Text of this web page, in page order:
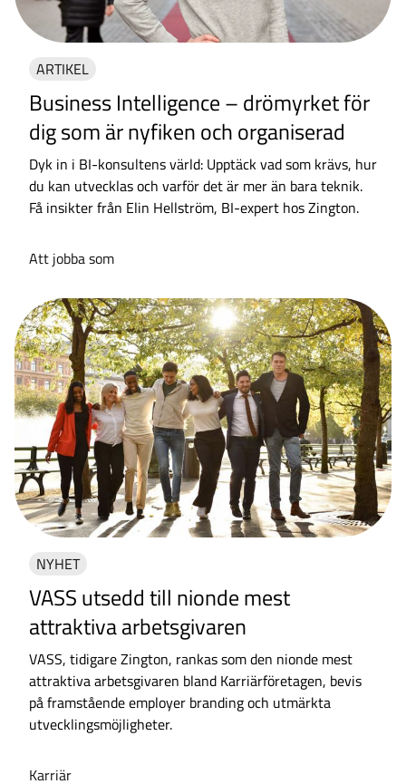
ARTIKEL
Business Intelligence – drömyrket för
dig som är nyfiken och organiserad
Dyk in i BI-konsultens värld: Upptäck vad som krävs, hur
du kan utvecklas och varför det är mer än bara teknik.
Få insikter från Elin Hellström, BI-expert hos Zington.
Att jobba som
NYHET
VASS utsedd till nionde mest
attraktiva arbetsgivaren
VASS, tidigare Zington, rankas som den nionde mest
attraktiva arbetsgivaren bland Karriärföretagen, bevis
på framstående employer branding och utmärkta
utvecklingsmöjligheter.
Karriär